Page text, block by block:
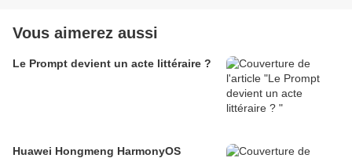
Vous aimerez aussi
Le Prompt devient un acte littéraire ?
Huawei Hongmeng HarmonyOS